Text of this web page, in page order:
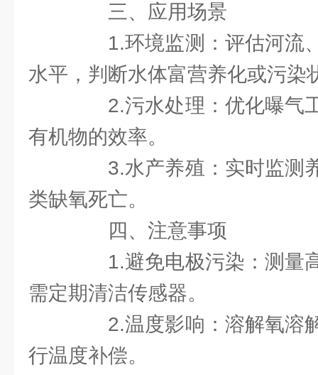
三、应用场景
1.环境监测：评估河流
水平，判断水体富营养化或污染
2.污水处理：优化曝气
有机物的效率。
3.水产养殖：实时监测
类缺氧死亡。
四、注意事项
1.避免电极污染：测量
需定期清洁传感器。
2.温度影响：溶解氧溶
行温度补偿。